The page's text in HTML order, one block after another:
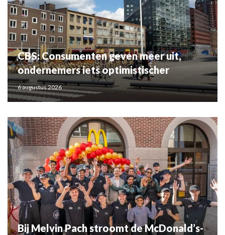
CBS: Consumenten geven meer uit,
ondernemers iets optimistischer
6 augustus 2026
Bij Melvin Pach stroomt de McDonald’s-